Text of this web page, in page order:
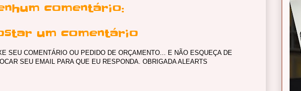
comentário:
um comentário
SEU COMENTÁRIO OU PEDIDO DE ORÇAMENTO... E NÃO ESQUEÇA DE
SEU EMAIL PARA QUE EU RESPONDA. OBRIGADA ALEARTS